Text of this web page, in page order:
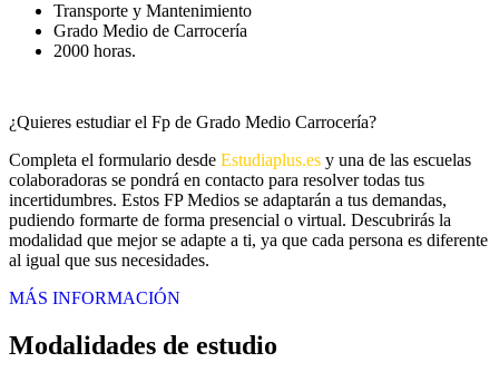
Transporte y Mantenimiento
Grado Medio de Carrocería
2000 horas.
¿Quieres estudiar el Fp de Grado Medio Carrocería?
Completa el formulario desde Estudiaplus.es y una de las escuelas
colaboradoras se pondrá en contacto para resolver todas tus
incertidumbres. Estos FP Medios se adaptarán a tus demandas,
pudiendo formarte de forma presencial o virtual. Descubrirás la
modalidad que mejor se adapte a ti, ya que cada persona es diferente
al igual que sus necesidades.
MÁS INFORMACIÓN
Modalidades de estudio